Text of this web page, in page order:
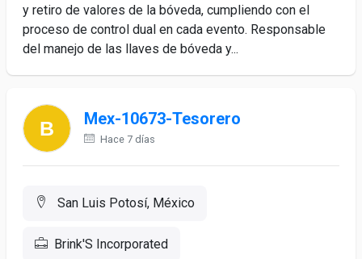
y retiro de valores de la bóveda, cumpliendo con el
proceso de control dual en cada evento. Responsable
del manejo de las llaves de bóveda y...
Mex-10673-Tesorero
Hace 7 días
San Luis Potosí, México
Brink'S Incorporated